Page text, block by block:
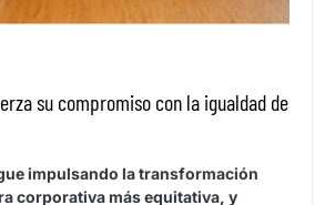
su compromiso con la igualdad de
impulsando la transformación
corporativa más equitativa, y